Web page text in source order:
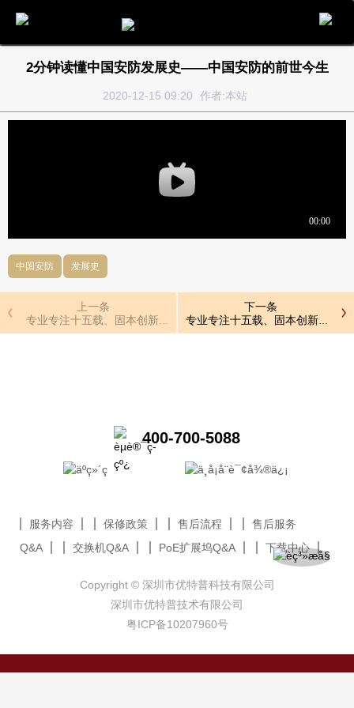
2分钟读懂中国安防发展史——中国安防的前世今生
2020-12-15 09:20 作者:本站
中国安防 发展史
上一条
专业专注十五载、固本创新展未来，优特普15周年
下一条
专业专注十五载、固本创新展未
400-700-5088
服务内容 保修政策 售后流程
售后服务
Q&A
交换机Q&A PoE扩展坞Q&A 下载中心
Copyright © 深圳市优特普科技有限公司
深圳市优特普技术有限公司
粤ICP备10207960号
电话 留言